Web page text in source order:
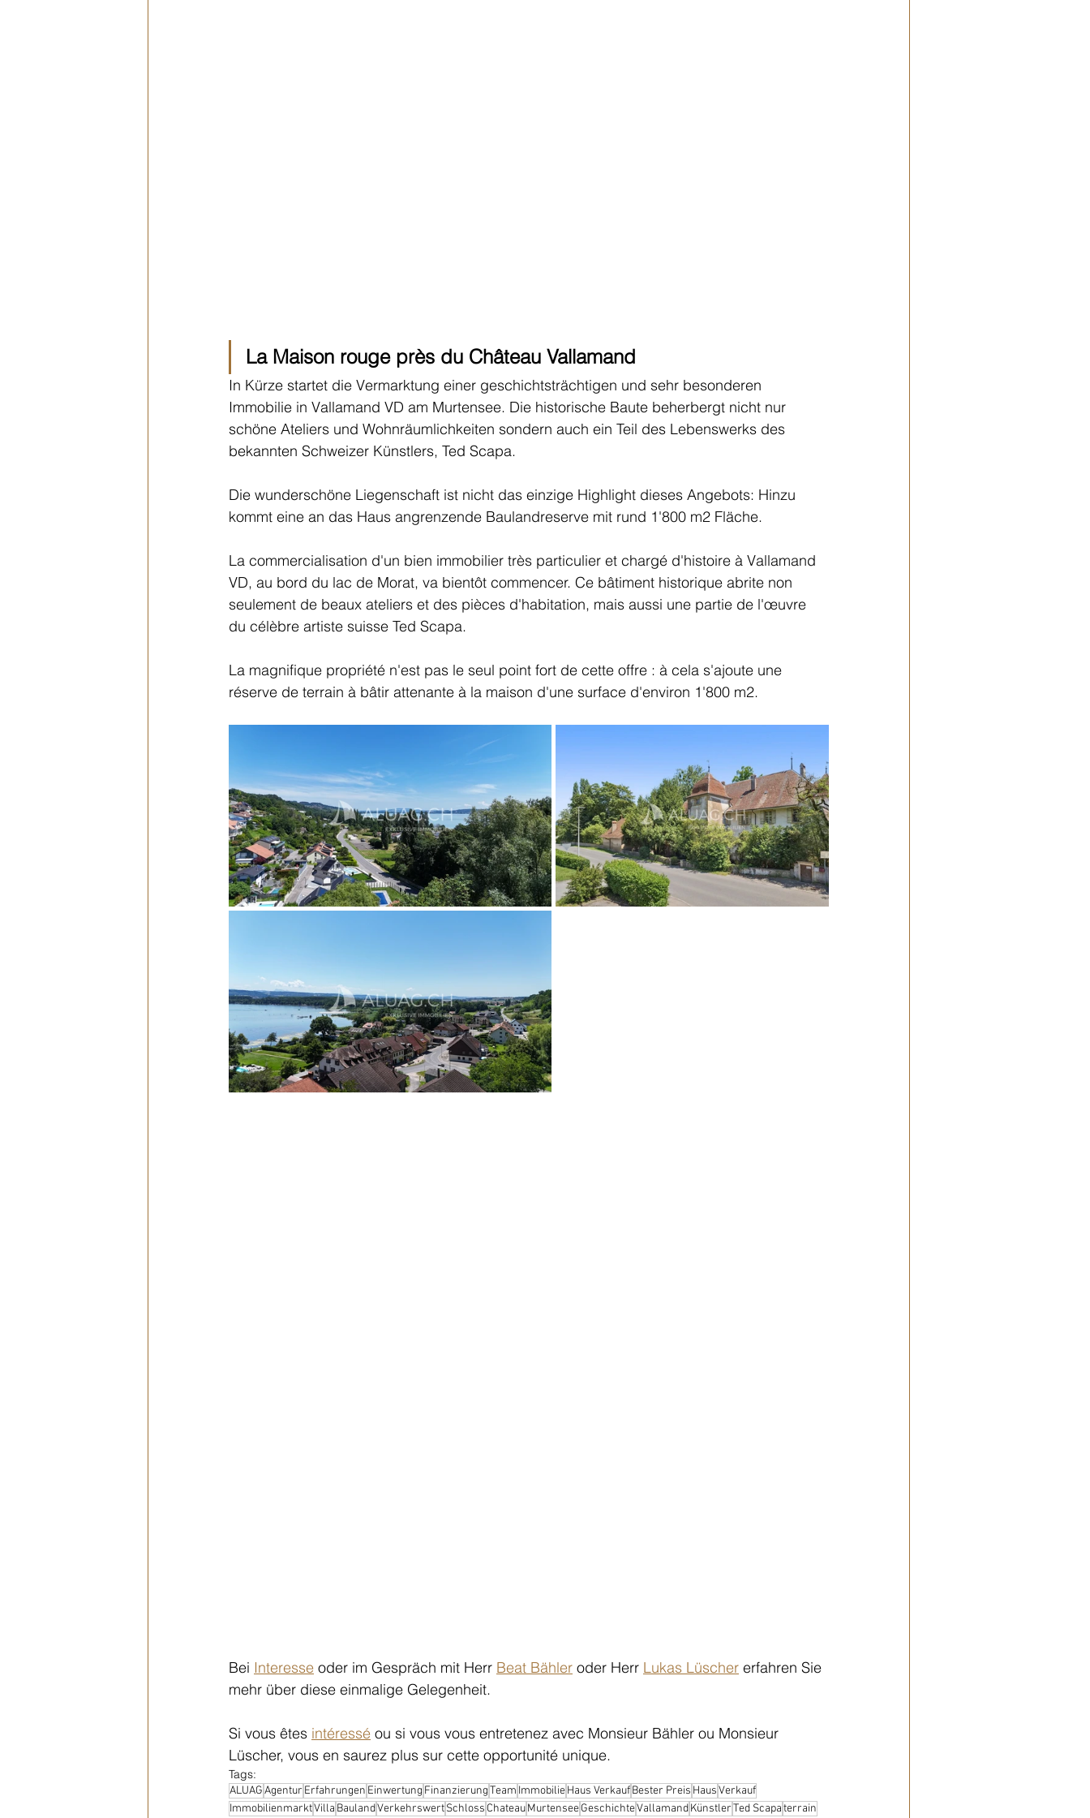
La Maison rouge près du Château Vallamand
In Kürze startet die Vermarktung einer geschichtsträchtigen und sehr besonderen
Immobilie in Vallamand VD am Murtensee. Die historische Baute beherbergt nicht nur
schöne Ateliers und Wohnräumlichkeiten sondern auch ein Teil des Lebenswerks des
bekannten Schweizer Künstlers, Ted Scapa.
Die wunderschöne Liegenschaft ist nicht das einzige Highlight dieses Angebots: Hinzu
kommt eine an das Haus angrenzende Baulandreserve mit rund 1'800 m2 Fläche.
La commercialisation d'un bien immobilier très particulier et chargé d'histoire à Vallamand
VD, au bord du lac de Morat, va bientôt commencer. Ce bâtiment historique abrite non
seulement de beaux ateliers et des pièces d'habitation, mais aussi une partie de l'œuvre
du célèbre artiste suisse Ted Scapa.
La magnifique propriété n'est pas le seul point fort de cette offre : à cela s'ajoute une
réserve de terrain à bâtir attenante à la maison d'une surface d'environ 1'800 m2.
Bei Interesse oder im Gespräch mit Herr Beat Bähler oder Herr Lukas Lüscher erfahren Sie
mehr über diese einmalige Gelegenheit.
Si vous êtes intéressé ou si vous vous entretenez avec Monsieur Bähler ou Monsieur
Lüscher, vous en saurez plus sur cette opportunité unique.
Tags:
ALUAGAgentur Erfahrungen Einwertung FinanzierungTeam ImmobilieHaus VerkaufBester Preis HausVerkauf
ImmobilienmarktVilla BaulandVerkehrswertSchloss ChateauMurtenseeGeschichteVallamandKünstlerTed Scapaterrain